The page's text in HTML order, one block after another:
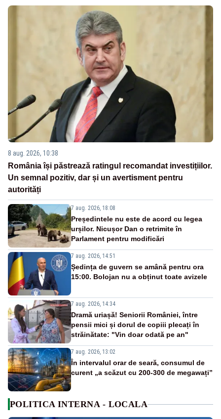
8 aug. 2026, 10:38
România își păstrează ratingul recomandat investițiilor.
Un semnal pozitiv, dar și un avertisment pentru
autorități
7 aug. 2026, 18:08
Președintele nu este de acord cu legea
urșilor. Nicușor Dan o retrimite în
Parlament pentru modificări
7 aug. 2026, 14:51
Ședința de guvern se amână pentru ora
15:00. Bolojan nu a obținut toate avizele
7 aug. 2026, 14:34
Dramă uriașă! Seniorii României, între
pensii mici și dorul de copiii plecați în
străinătate: "Vin doar odată pe an"
7 aug. 2026, 13:02
În intervalul orar de seară, consumul de
curent „a scăzut cu 200-300 de megawați”
POLITICA INTERNA - LOCALA